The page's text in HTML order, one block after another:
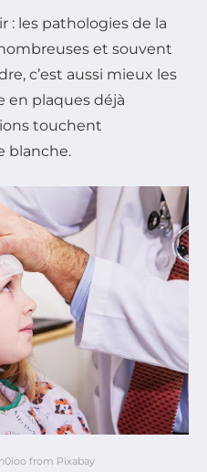
: les pathologies de la
et souvent
c’est aussi mieux les
en plaques déjà
touchent
blanche.
from Pixabay